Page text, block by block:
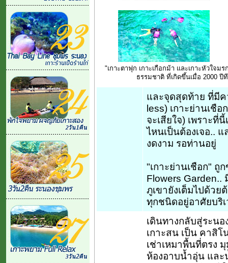
"เกาะตาฟุก เกาะเกือกม้า และเกาะหัวใจ
ธรรมชาติ ที่เกิดขึ้นเมื่อ 2000 ปี
และจุดสุดท้าย ที่มีค
less) เกาะย่านเชื
จะเสียใจ) เพราะ
ไหนเป็นต้องเจอ..
งดงาม รอท่านอยู่
"เกาะย่านเชือก" ถู
Flowers Garden..
ภูเขายังเต็มไปด้วย
ทุกชนิดอยู่อาศัยบริ
เดินทางกลับสู่ระนอ
เกาะสน เป็น คาสิ
เช่าเหมาพื้นที่ตรง
ห้องอาบน้ำอุ่น และ